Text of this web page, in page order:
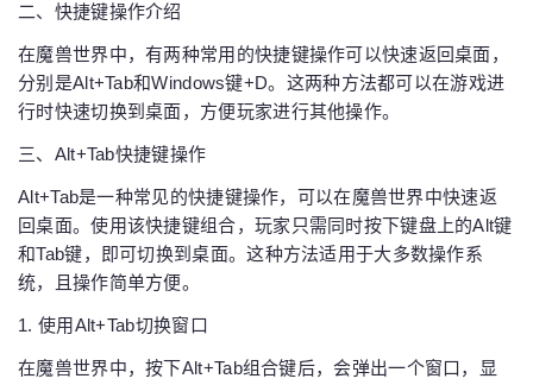
二、快捷键操作介绍
在魔兽世界中，有两种常用的快捷键操作可以快速返回桌面，
分别是Alt+Tab和Windows键+D。这两种方法都可以在游戏进
行时快速切换到桌面，方便玩家进行其他操作。
三、Alt+Tab快捷键操作
Alt+Tab是一种常见的快捷键操作，可以在魔兽世界中快速返
回桌面。使用该快捷键组合，玩家只需同时按下键盘上的Alt键
和Tab键，即可切换到桌面。这种方法适用于大多数操作系
统，且操作简单方便。
1. 使用Alt+Tab切换窗口
在魔兽世界中，按下Alt+Tab组合键后，会弹出一个窗口，显